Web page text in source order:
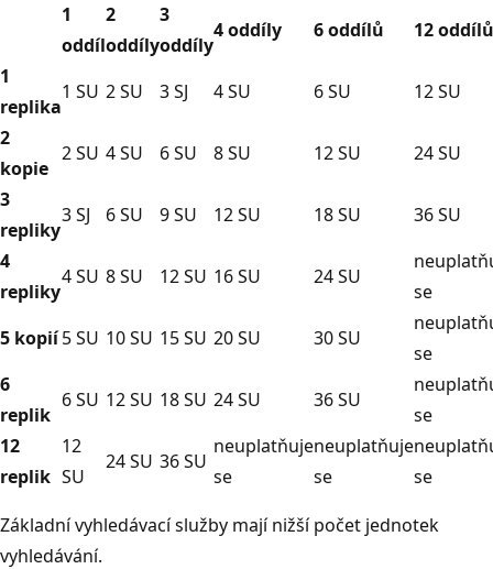
1
oddíl
2
oddíly
3
oddíly
4 oddíly 6 oddílů
12 oddílů
1
replika
1 SU 2 SU 3 SJ 4 SU 6 SU
12 SU
2
kopie
2 SU 4 SU 6 SU 8 SU 12 SU
24 SU
3
repliky
3 SJ 6 SU 9 SU 12 SU 18 SU
36 SU
4
repliky
4 SU 8 SU 12 SU 16 SU 24 SU
se
5 kopií5 SU 10 SU 15 SU 20 SU 30 SU
se
6
replik
6 SU 12 SU 18 SU 24 SU 36 SU
se
12
replik
12
SU
24 SU 36 SU
neuplatňuje
se
neuplatňuje
se
se
Základní vyhledávací služby mají nižší počet jednotek
vyhledávání.